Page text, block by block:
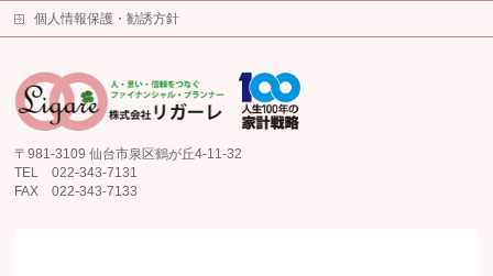
個人情報保護・勧誘方針
〒981-3109 仙台市泉区鶴が丘4-11-32
TEL 022-343-7131
FAX 022-343-7133